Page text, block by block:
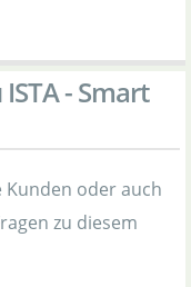
- Smart
Kunden oder auch
zu diesem